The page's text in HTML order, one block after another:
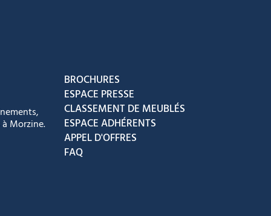
Instagram
sur Youtube
nous sur Tiktok
Morzine.
BROCHURES
ESPACE PRESSE
CLASSEMENT DE MEUBLÉS
ESPACE ADHÉRENTS
APPEL D'OFFRES
FAQ